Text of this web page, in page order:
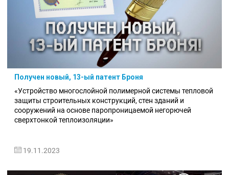
Получен новый, 13-ый патент Броня
«Устройство многослойной полимерной системы тепловой
защиты строительных конструкций, стен зданий и
сооружений на основе паропроницаемой негорючей
сверхтонкой теплоизоляции»
19.11.2023